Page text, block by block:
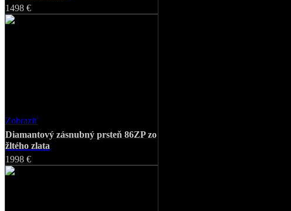
1498 €
Zobraziť
Diamantový zásnubný prsteň 86ZP zo
žltého zlata
1998 €